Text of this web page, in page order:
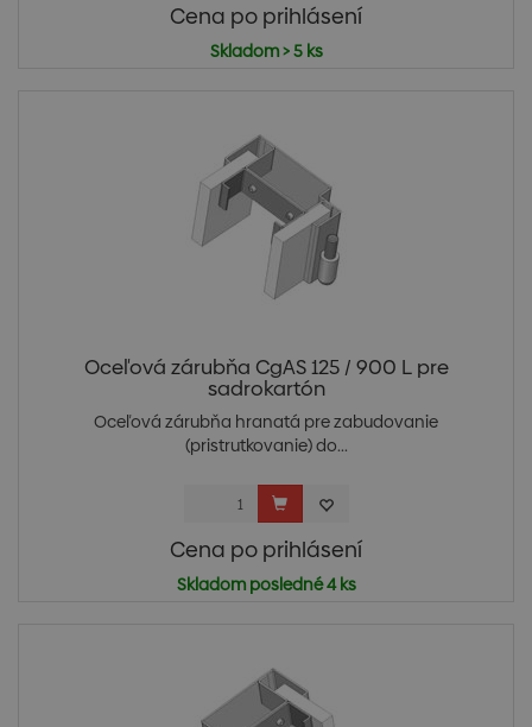
Cena po prihlásení
Skladom > 5 ks
Oceľová zárubňa CgAS 125 / 900 L pre
sadrokartón
Oceľová zárubňa hranatá pre zabudovanie
(pristrutkovanie) do...
Cena po prihlásení
Skladom posledné 4 ks